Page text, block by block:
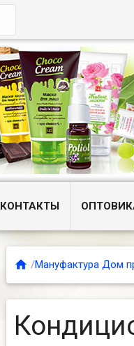
КОНТАКТЫ
 /Мануфактура Дом